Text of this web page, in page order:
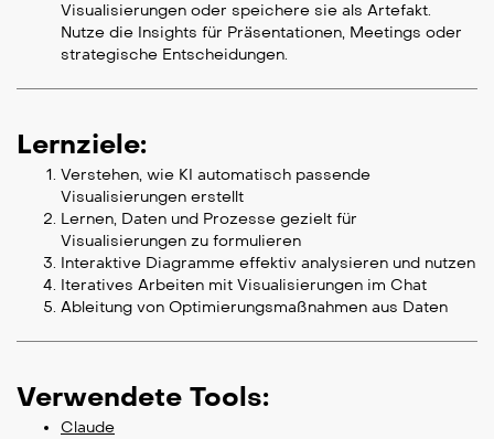
Visualisierungen oder speichere sie als Artefakt.
Nutze die Insights für Präsentationen, Meetings oder
strategische Entscheidungen.
Lernziele:
Verstehen, wie KI automatisch passende
Visualisierungen erstellt
Lernen, Daten und Prozesse gezielt für
Visualisierungen zu formulieren
Interaktive Diagramme effektiv analysieren und nutzen
Iteratives Arbeiten mit Visualisierungen im Chat
Ableitung von Optimierungsmaßnahmen aus Daten
Verwendete Tools:
Claude